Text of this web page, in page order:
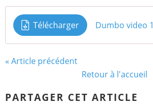
Télécharger Dumbo video 1
« Article précédent
Retour à l'accueil
PARTAGER CET ARTICLE